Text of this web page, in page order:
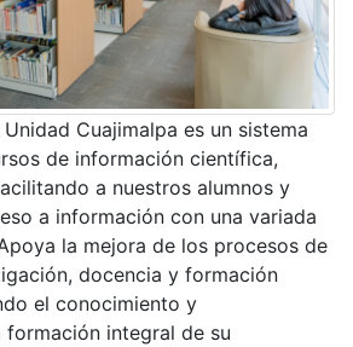
Cuajimalpa es un sistema
de información científica,
a nuestros alumnos y
a información con una variada
la mejora de los procesos de
docencia y formación
el conocimiento y
integral de su